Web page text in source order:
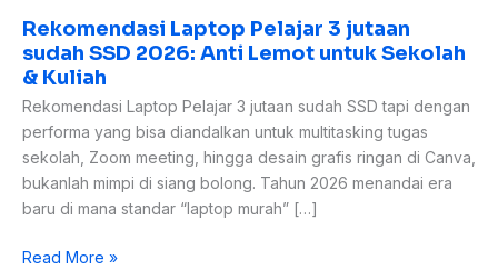
Rekomendasi Laptop Pelajar 3 jutaan
sudah SSD 2026: Anti Lemot untuk Sekolah
& Kuliah
Rekomendasi Laptop Pelajar 3 jutaan sudah SSD tapi dengan
performa yang bisa diandalkan untuk multitasking tugas
sekolah, Zoom meeting, hingga desain grafis ringan di Canva,
bukanlah mimpi di siang bolong. Tahun 2026 menandai era
baru di mana standar “laptop murah” […]
Sekolah
&
Kuliah
Read More »